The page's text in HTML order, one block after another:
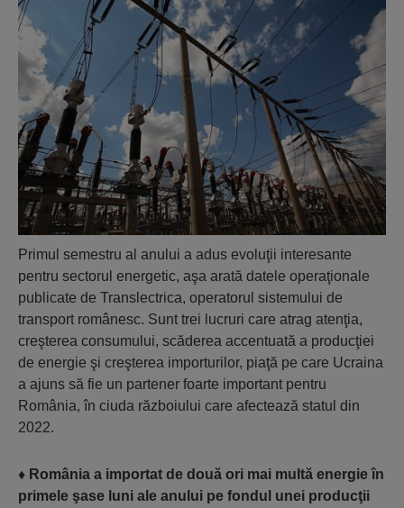
Primul semestru al anului a adus evoluţii interesante
pentru sectorul energetic, aşa arată datele operaţionale
publicate de Translectrica, operatorul siste­mului de
transport românesc. Sunt trei lu­cruri care atrag atenţia,
creşterea consu­mului, scăderea accentuată a producţiei
de energie şi creşterea importurilor, piaţă pe care Ucraina
a ajuns să fie un partener foarte important pentru
România, în ciuda războiului care afectează statul din
2022.
♦ România a importat de două ori mai multă energie în
primele şase luni ale anului pe fondul unei producţii